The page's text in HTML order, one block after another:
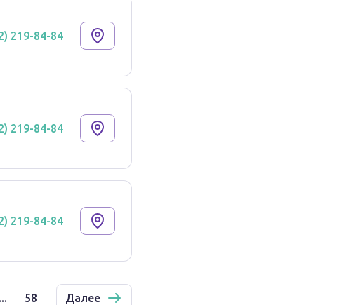
219-84-84
219-84-84
219-84-84
... 58 Далее